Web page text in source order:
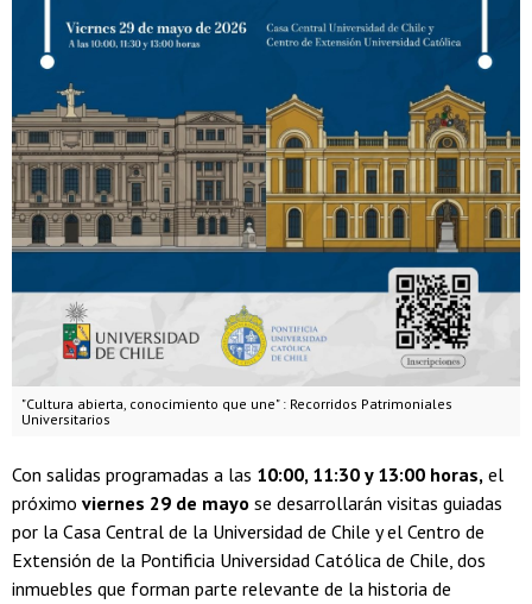
"Cultura abierta, conocimiento que une" : Recorridos Patrimoniales
Universitarios
Con salidas programadas a las 10:00, 11:30 y 13:00 horas, el
próximo viernes 29 de mayo se desarrollarán visitas guiadas
por la Casa Central de la Universidad de Chile y el Centro de
Extensión de la Pontificia Universidad Católica de Chile, dos
inmuebles que forman parte relevante de la historia de